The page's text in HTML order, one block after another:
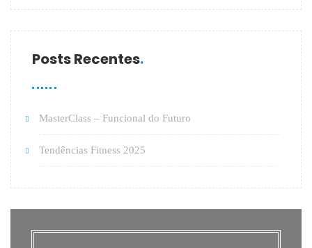
Posts Recentes
MasterClass – Funcional do Futuro
Tendências Fitness 2025